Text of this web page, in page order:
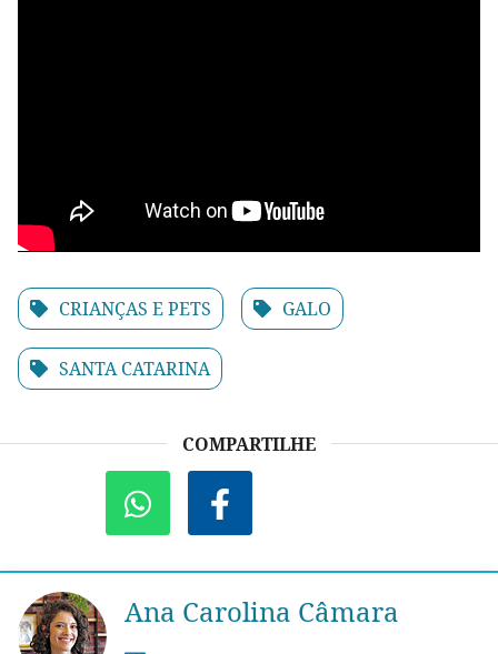
CRIANÇAS E PETS GALO
SANTA CATARINA
COMPARTILHE
Ana Carolina Câmara